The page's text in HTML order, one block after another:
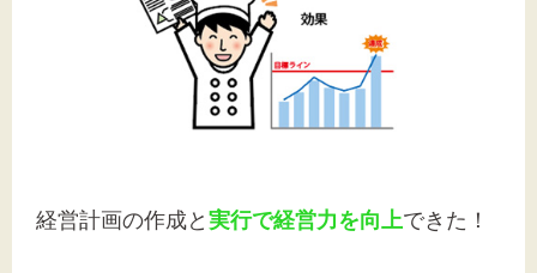
経営計画の作成と実行で経営力を向上できた！